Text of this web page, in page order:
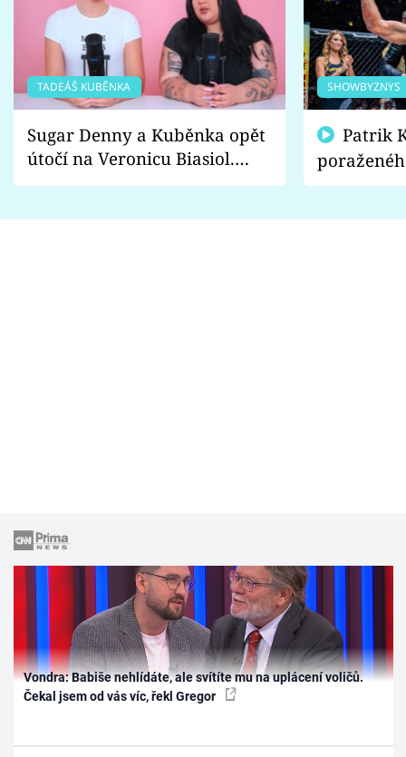
TADEÁŠ KUBĚNKA
Sugar Denny a Kuběnka opět
útočí na Veronicu Biasiol.
Proč je podle nich falešná a
SHOWBYZNYS
fanoušci
Vondra: Babiše nehlídáte, ale svítíte mu na uplácení voličů.
Čekal jsem od vás víc, řekl Gregor